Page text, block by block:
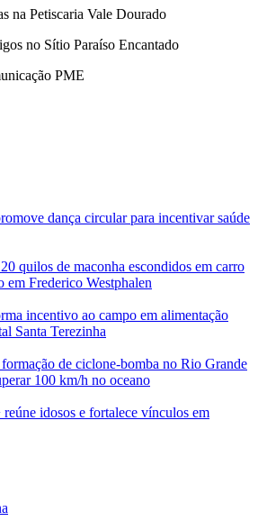
na Petiscaria Vale Dourado
no Sítio Paraíso Encantado
PME
dança circular para incentivar saúde
quilos de maconha escondidos em carro
em Frederico Westphalen
incentivo ao campo em alimentação
Santa Terezinha
de ciclone-bomba no Rio Grande
100 km/h no oceano
idosos e fortalece vínculos em